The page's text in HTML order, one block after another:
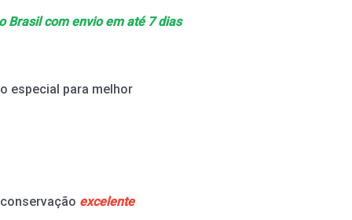
Brasil com envio em até 7 dias
especial para melhor
excelente